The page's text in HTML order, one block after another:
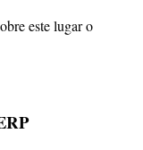
este lugar o